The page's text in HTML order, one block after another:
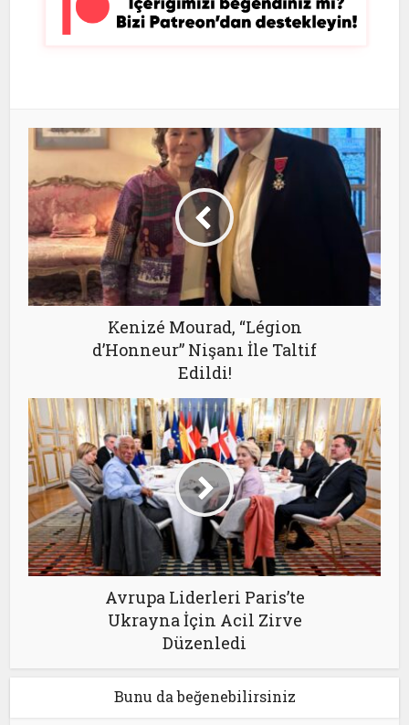
Kenizé Mourad, “Légion
d’Honneur” Nişanı İle Taltif
Edildi!
Avrupa Liderleri Paris’te
Ukrayna İçin Acil Zirve
Düzenledi
Bunu da beğenebilirsiniz